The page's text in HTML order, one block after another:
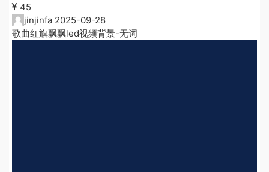
45
jinjinfa 2025-09-28
歌曲红旗飘飘led视频背景-无词